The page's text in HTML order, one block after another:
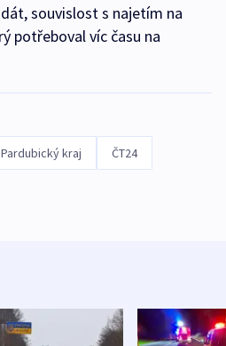
souvislost s najetím na
potřeboval víc času na
Pardubický kraj ČT24